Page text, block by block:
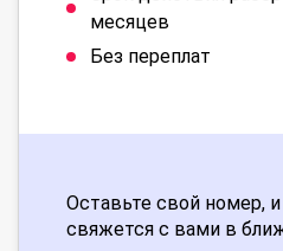
месяцев
Без переплат
Оставьте свой номер,
свяжется с вами в